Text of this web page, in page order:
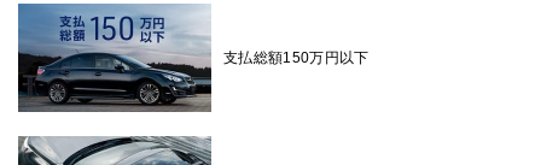
支払総額150万円以下